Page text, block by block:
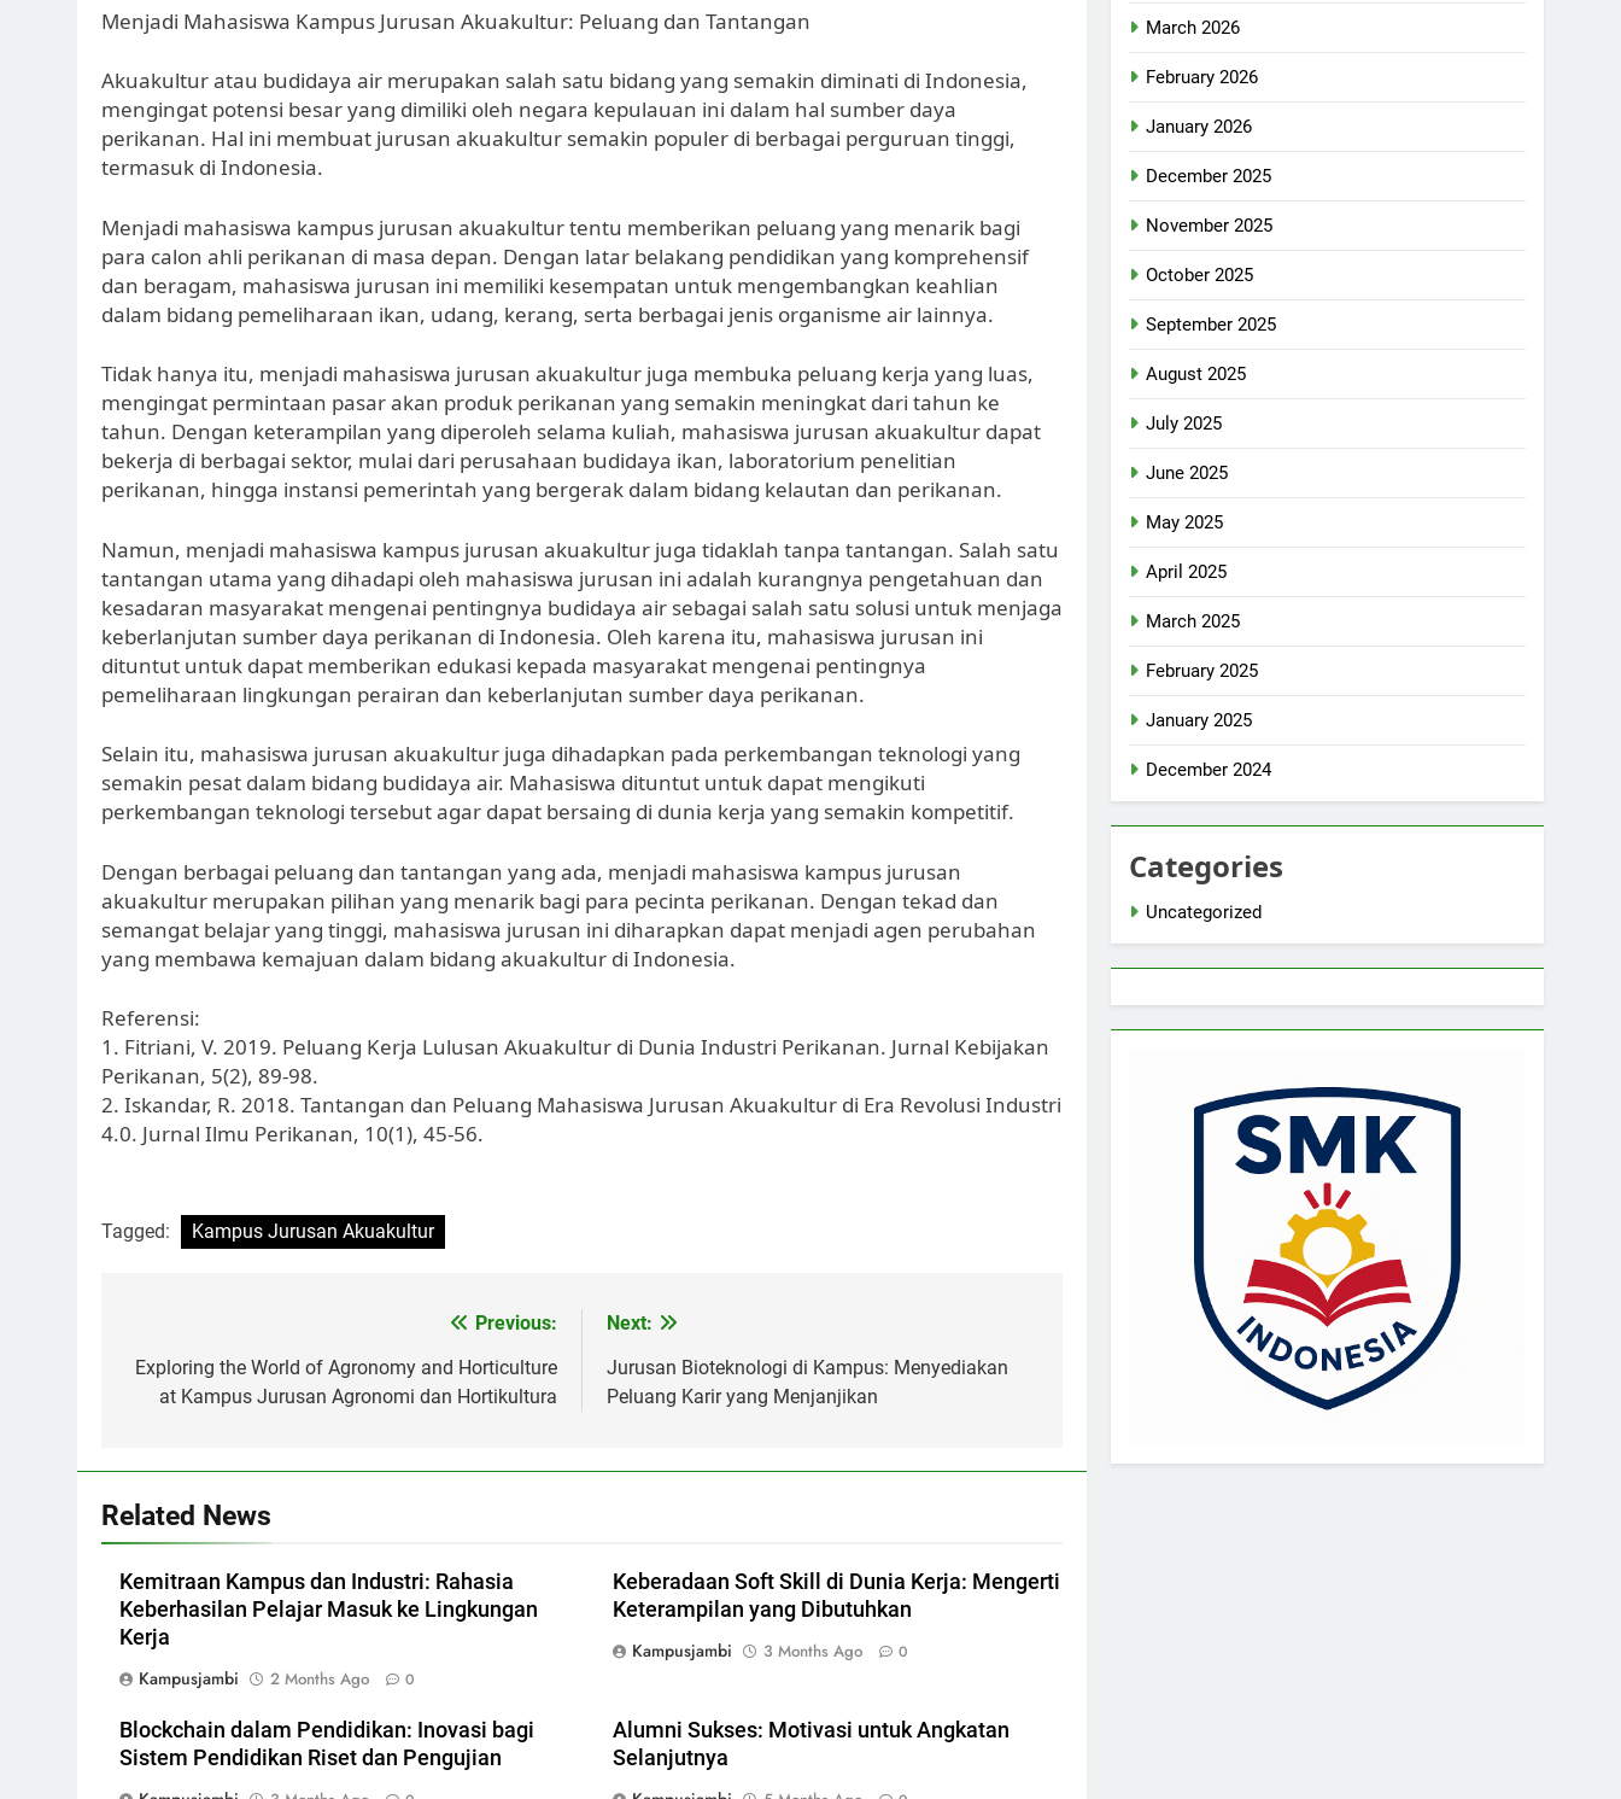
Menjadi Mahasiswa Kampus Jurusan Akuakultur: Peluang dan Tantangan
Akuakultur atau budidaya air merupakan salah satu bidang yang semakin diminati di Indonesia,
mengingat potensi besar yang dimiliki oleh negara kepulauan ini dalam hal sumber daya
perikanan. Hal ini membuat jurusan akuakultur semakin populer di berbagai perguruan tinggi,
termasuk di Indonesia.
Menjadi mahasiswa kampus jurusan akuakultur tentu memberikan peluang yang menarik bagi
para calon ahli perikanan di masa depan. Dengan latar belakang pendidikan yang komprehensif
dan beragam, mahasiswa jurusan ini memiliki kesempatan untuk mengembangkan keahlian
dalam bidang pemeliharaan ikan, udang, kerang, serta berbagai jenis organisme air lainnya.
Tidak hanya itu, menjadi mahasiswa jurusan akuakultur juga membuka peluang kerja yang luas,
mengingat permintaan pasar akan produk perikanan yang semakin meningkat dari tahun ke
tahun. Dengan keterampilan yang diperoleh selama kuliah, mahasiswa jurusan akuakultur dapat
bekerja di berbagai sektor, mulai dari perusahaan budidaya ikan, laboratorium penelitian
perikanan, hingga instansi pemerintah yang bergerak dalam bidang kelautan dan perikanan.
Namun, menjadi mahasiswa kampus jurusan akuakultur juga tidaklah tanpa tantangan. Salah satu
tantangan utama yang dihadapi oleh mahasiswa jurusan ini adalah kurangnya pengetahuan dan
kesadaran masyarakat mengenai pentingnya budidaya air sebagai salah satu solusi untuk menjaga
keberlanjutan sumber daya perikanan di Indonesia. Oleh karena itu, mahasiswa jurusan ini
dituntut untuk dapat memberikan edukasi kepada masyarakat mengenai pentingnya
pemeliharaan lingkungan perairan dan keberlanjutan sumber daya perikanan.
Selain itu, mahasiswa jurusan akuakultur juga dihadapkan pada perkembangan teknologi yang
semakin pesat dalam bidang budidaya air. Mahasiswa dituntut untuk dapat mengikuti
perkembangan teknologi tersebut agar dapat bersaing di dunia kerja yang semakin kompetitif.
Dengan berbagai peluang dan tantangan yang ada, menjadi mahasiswa kampus jurusan
akuakultur merupakan pilihan yang menarik bagi para pecinta perikanan. Dengan tekad dan
semangat belajar yang tinggi, mahasiswa jurusan ini diharapkan dapat menjadi agen perubahan
yang membawa kemajuan dalam bidang akuakultur di Indonesia.
Referensi:
1. Fitriani, V. 2019. Peluang Kerja Lulusan Akuakultur di Dunia Industri Perikanan. Jurnal Kebijakan
Perikanan, 5(2), 89-98.
2. Iskandar, R. 2018. Tantangan dan Peluang Mahasiswa Jurusan Akuakultur di Era Revolusi Industri
4.0. Jurnal Ilmu Perikanan, 10(1), 45-56.
Tagged: Kampus Jurusan Akuakultur
navigation
Previous:
Exploring the World of Agronomy and Horticulture
at Kampus Jurusan Agronomi dan Hortikultura
Next:
Jurusan Bioteknologi di Kampus: Menyediakan
Peluang Karir yang Menjanjikan
Related News
Kemitraan Kampus dan Industri: Rahasia
Keberhasilan Pelajar Masuk ke Lingkungan
Kerja
Kampusjambi
2 Months Ago 0
Keberadaan Soft Skill di Dunia Kerja: Mengerti
Keterampilan yang Dibutuhkan
Kampusjambi
3 Months Ago 0
Blockchain dalam Pendidikan: Inovasi bagi
Sistem Pendidikan Riset dan Pengujian
Alumni Sukses: Motivasi untuk Angkatan
Selanjutnya
March 2026
February 2026
January 2026
December 2025
November 2025
October 2025
September 2025
August 2025
July 2025
June 2025
May 2025
April 2025
March 2025
February 2025
January 2025
December 2024
Categories
Uncategorized